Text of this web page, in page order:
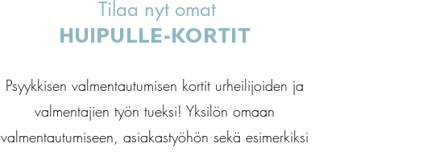
Tilaa nyt omat
HUIPULLE-KORTIT
Psyykkisen valmentautumisen kortit urheilijoiden ja
valmentajien työn tueksi! Yksilön omaan
valmentautumiseen, asiakastyöhön sekä esimerkiksi